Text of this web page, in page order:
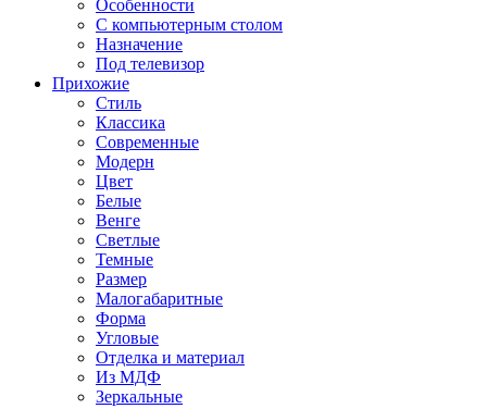
Особенности
С компьютерным столом
Назначение
Под телевизор
Прихожие
Стиль
Классика
Современные
Модерн
Цвет
Белые
Венге
Светлые
Темные
Размер
Малогабаритные
Форма
Угловые
Отделка и материал
Из МДФ
Зеркальные